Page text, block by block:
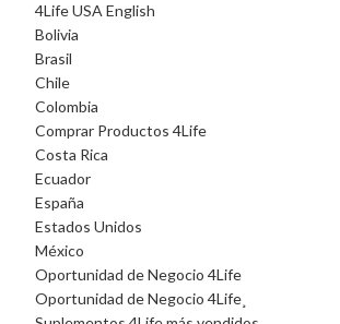
4Life USA English
Bolivia
Brasil
Chile
Colombia
Comprar Productos 4Life
Costa Rica
Ecuador
España
Estados Unidos
México
Oportunidad de Negocio 4Life
Oportunidad de Negocio 4Life¸